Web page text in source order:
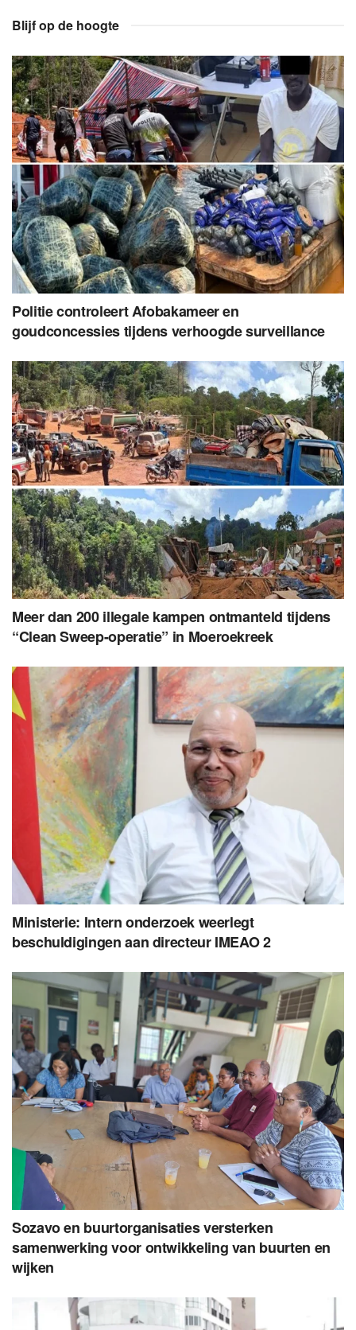
Blijf op de hoogte
Politie controleert Afobakameer en
goudconcessies tijdens verhoogde surveillance
Meer dan 200 illegale kampen ontmanteld tijdens
“Clean Sweep-operatie” in Moeroekreek
Ministerie: Intern onderzoek weerlegt
beschuldigingen aan directeur IMEAO 2
Sozavo en buurtorganisaties versterken
samenwerking voor ontwikkeling van buurten en
wijken